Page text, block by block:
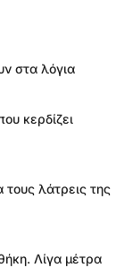
στα λόγια
κερδίζει
λάτρεις της
Λίγα μέτρα